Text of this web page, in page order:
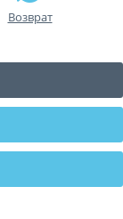
Возврат